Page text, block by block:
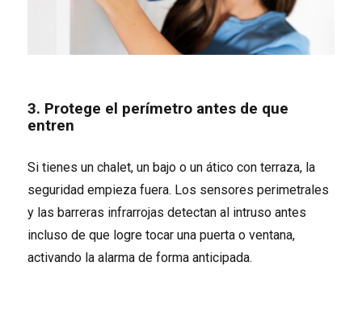
3. Protege el perímetro antes de que
entren
Si tienes un chalet, un bajo o un ático con terraza, la
seguridad empieza fuera. Los sensores perimetrales
y las barreras infrarrojas detectan al intruso antes
incluso de que logre tocar una puerta o ventana,
activando la alarma de forma anticipada.